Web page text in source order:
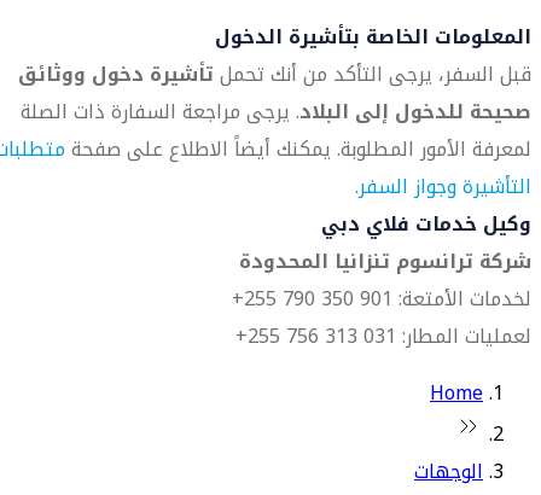
المعلومات الخاصة بتأشيرة الدخول
قبل السفر، يرجى التأكد من أنك تحملتأشيرة دخول ووثائق
صحيحة للدخول إلى البلاد. يرجى مراجعة السفارة ذات الصلة
لمعرفة الأمور المطلوبة. يمكنك أيضاً الاطلاع على صفحة
التأشيرة وجواز السفر.
وكيل خدمات فلاي دبي
شركة ترانسوم تنزانيا المحدودة
لخدمات الأمتعة: 901 350 790 255+
لعمليات المطار: 031 313 756 255+
Home
الوجهات